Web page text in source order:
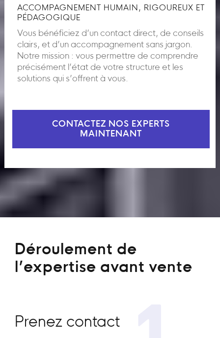
ACCOMPAGNEMENT HUMAIN, RIGOUREUX ET
PÉDAGOGIQUE
Vous bénéficiez d’un contact direct, de conseils
clairs, et d’un accompagnement sans jargon.
Notre mission : vous permettre de comprendre
précisément l’état de votre structure et les
solutions qui s’offrent à vous.
CONTACTEZ NOS EXPERTS
MAINTENANT
Déroulement de
l’expertise avant vente
Prenez contact